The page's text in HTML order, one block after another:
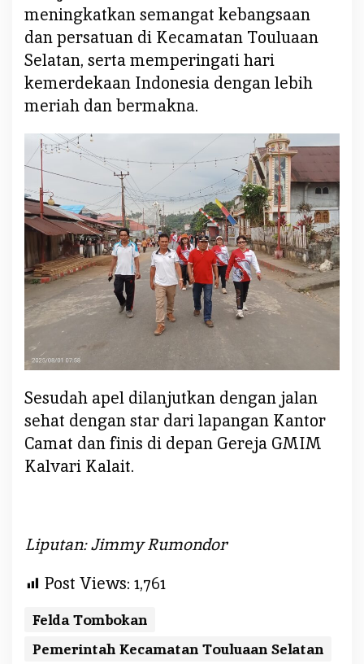
meningkatkan semangat kebangsaan
dan persatuan di Kecamatan Touluaan
Selatan, serta memperingati hari
kemerdekaan Indonesia dengan lebih
meriah dan bermakna.
Sesudah apel dilanjutkan dengan jalan
sehat dengan star dari lapangan Kantor
Camat dan finis di depan Gereja GMIM
Kalvari Kalait.
Liputan: Jimmy Rumondor
Post Views: 1,761
Felda Tombokan
Pemerintah Kecamatan Touluaan Selatan